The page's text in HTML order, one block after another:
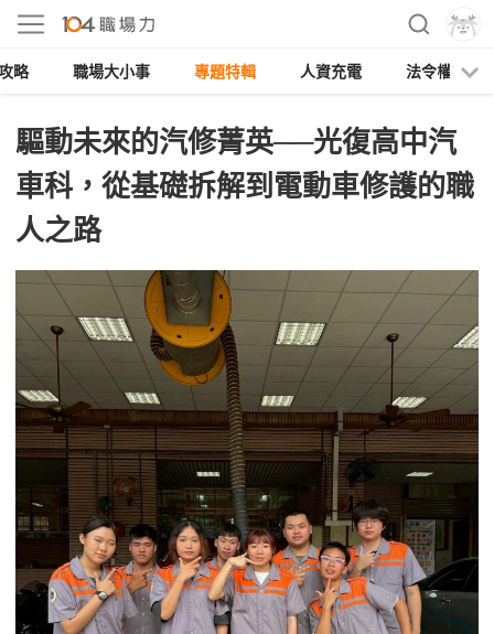
略 職場大小事 專題特輯 人資充電 法令權益
驅動未來的汽修菁英──光復高中汽
車科，從基礎拆解到電動車修護的職
人之路